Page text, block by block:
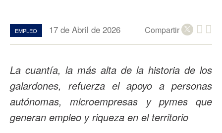
EMPLEO 17 de Abril de 2026 Compartir
La cuantía, la más alta de la historia de los
galardones, refuerza el apoyo a personas
autónomas, microempresas y pymes que
generan empleo y riqueza en el territorio